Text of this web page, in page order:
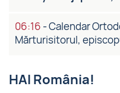
06:16 -Calendar
Mărturisitorul,
HAI România!